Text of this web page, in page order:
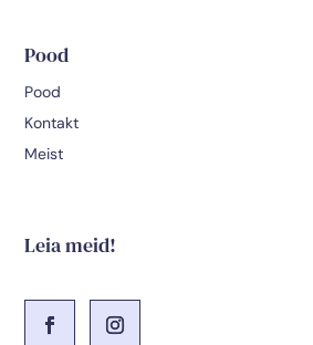
Pood
Pood
Kontakt
Meist
Leia meid!